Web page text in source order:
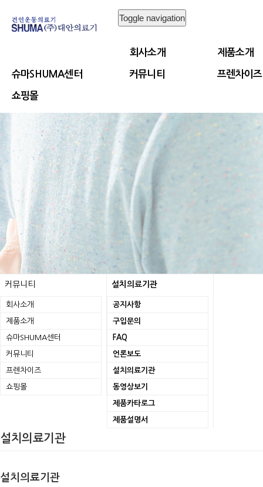
Toggle navigation
회사소개 제품소개
슈마SHUMA센터 커뮤니티 프렌차이즈
쇼핑몰
커뮤니티
회사소개
제품소개
슈마SHUMA센터
커뮤니티
프렌차이즈
쇼핑몰
설치의료기관
공지사항
구입문의
FAQ
언론보도
설치의료기관
동영상보기
제품카타로그
제품설명서
설치의료기관
설치의료기관